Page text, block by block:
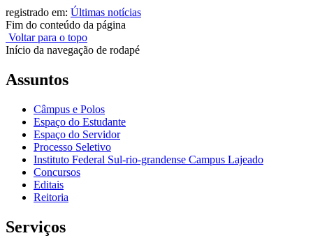
registrado em: Últimas notícias
Fim do conteúdo da página
Voltar para o topo
Início da navegação de rodapé
Assuntos
Câmpus e Polos
Espaço do Estudante
Espaço do Servidor
Processo Seletivo
Instituto Federal Sul-rio-grandense Campus Lajeado
Concursos
Editais
Reitoria
Serviços